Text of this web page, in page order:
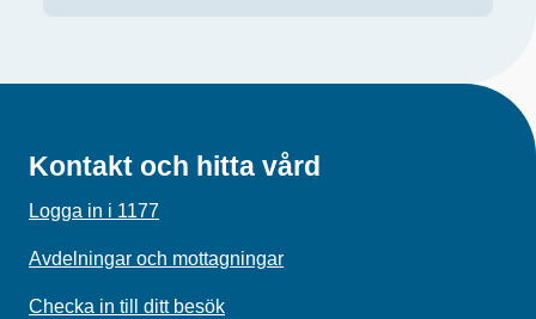
Kontakt och hitta vård
Logga in i 1177
Avdelningar och mottagningar
Checka in till ditt besök